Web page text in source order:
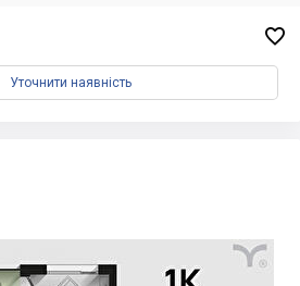

Уточнити наявність